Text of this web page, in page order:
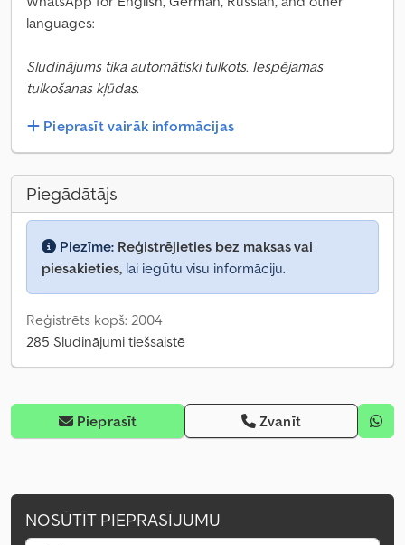
languages:
Sludinājums tika automātiski tulkots. Iespējamas
tulkošanas kļūdas.
Pieprasīt vairāk informācijas
Piegādātājs
Piezīme: Reģistrējieties bez maksas vai
piesakieties, lai iegūtu visu informāciju.
Reģistrēts kopš: 2004
285 Sludinājumi tiešsaistē
Pieprasīt Zvanīt
NOSŪTĪT PIEPRASĪJUMU